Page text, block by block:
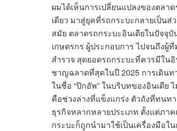
ผมได้เห็นการเปลี่ยนแปลงของตลา
เดียว มาสู่ยุคที่รถกระบะกลายเป็น
สมัย ตลาดรถกระบะอินเดียในปัจจุ
เกษตรกร ผู้ประกอบการ ไปจนถึง
สำรวจ สุดยอดรถกระบะที่ควรมีใน
ชาญฉลาดที่สุดในปี 2025 การเดิน
ในชื่อ “ปิกอัพ” ในบริบทของอินเดีย
คือช่วงล่างที่แข็งแกร่ง ตัวถังที่ทนท
ธุรกิจหลากหลายประเภท ตั้งแต่ภา
กระบะก็ถูกนำมาใช้เป็นเครื่องมือ